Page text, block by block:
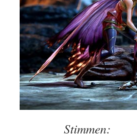
Stimmen: